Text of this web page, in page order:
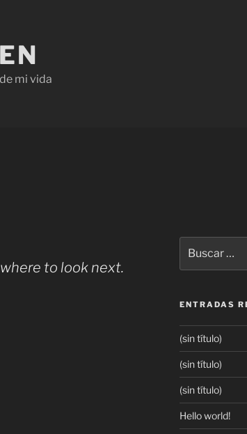
mi vida
to look next.
ENTRADAS
(sin título)
(sin título)
(sin título)
Hello world!